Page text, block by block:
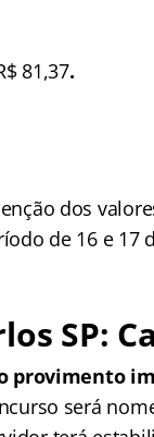
81,37.
dos
de 16 e 17
SP:
será